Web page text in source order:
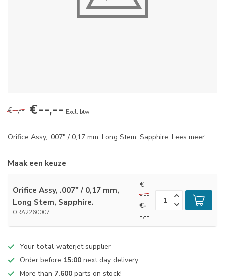
€--,-- €--,-- Excl. btw
Orifice Assy, .007" / 0,17 mm, Long Stem, Sapphire. Lees meer.
Maak een keuze
Orifice Assy, .007" / 0,17 mm,
Long Stem, Sapphire.
ORA2260007
€-
-,--
€-
-,--
Your total waterjet supplier
Order before 15:00 next day delivery
More than 7.600 parts on stock!